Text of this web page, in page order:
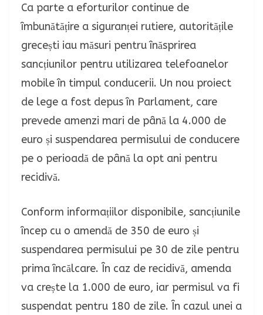
Ca parte a eforturilor continue de
îmbunătățire a siguranței rutiere, autoritățile
grecești iau măsuri pentru înăsprirea
sancțiunilor pentru utilizarea telefoanelor
mobile în timpul conducerii. Un nou proiect
de lege a fost depus în Parlament, care
prevede amenzi mari de până la 4.000 de
euro și suspendarea permisului de conducere
pe o perioadă de până la opt ani pentru
recidivă.
Conform informațiilor disponibile, sancțiunile
încep cu o amendă de 350 de euro și
suspendarea permisului pe 30 de zile pentru
prima încălcare. În caz de recidivă, amenda
va crește la 1.000 de euro, iar permisul va fi
suspendat pentru 180 de zile. În cazul unei a